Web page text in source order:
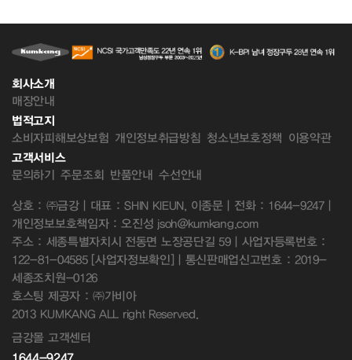
회사소개
매장안내
법적고지
소비자피해보상보험 개인정보취급방침 청소년보호정책 이용약관
고객서비스
문의하기 주문조회 반품안내 수선안내
상호 : ㈜금강 | 대표 : SHIN KIEUN, 이종문 | 전화 : 1644-9247 |
개인정보보호책임자 : 오진성 jsoh@kumkang.com
주소 : 세종특별자치시 전동면 노장공단길 59 | 사업자등록번호 :
122-81-04585 [사업자정보확인] | 통신판매업신고번호 : 2019-
세종조치원-0126
호스팅 제공자 : ㈜가비아
2013 KUMKANG ALL right Reserved.
금강몰 고객센터
1644-9247